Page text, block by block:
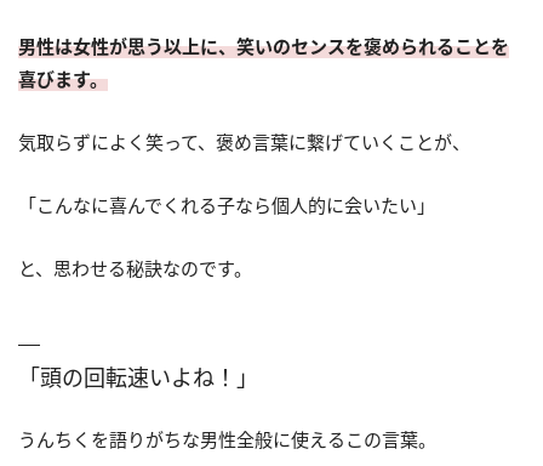
男性は女性が思う以上に、笑いのセンスを褒められることを
喜びます。
気取らずによく笑って、褒め言葉に繋げていくことが、
「こんなに喜んでくれる子なら個人的に会いたい」
と、思わせる秘訣なのです。
「頭の回転速いよね！」
うんちくを語りがちな男性全般に使えるこの言葉。